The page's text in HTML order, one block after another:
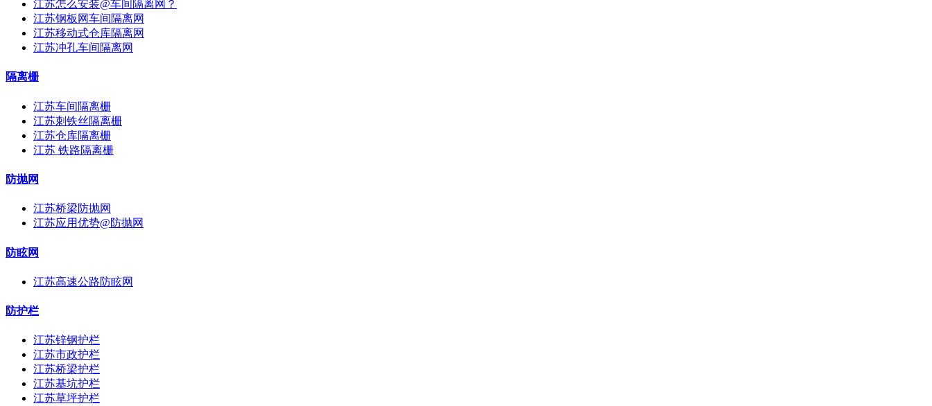
江苏怎么安装@车间隔离网？
江苏钢板网车间隔离网
江苏移动式仓库隔离网
江苏冲孔车间隔离网
隔离栅
江苏车间隔离栅
江苏刺铁丝隔离栅
江苏仓库隔离栅
江苏 铁路隔离栅
防抛网
江苏桥梁防抛网
江苏应用优势@防抛网
防眩网
江苏高速公路防眩网
防护栏
江苏锌钢护栏
江苏市政护栏
江苏桥梁护栏
江苏基坑护栏
江苏草坪护栏